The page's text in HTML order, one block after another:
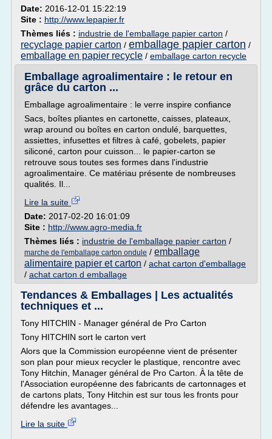
Date: 2016-12-01 15:22:19
Site : http://www.lepapier.fr
Thèmes liés : industrie de l'emballage papier carton /
recyclage papier carton / emballage papier carton /
emballage en papier recycle / emballage carton recycle
Emballage agroalimentaire : le retour en
grâce du carton ...
Emballage agroalimentaire : le verre inspire confiance
Sacs, boîtes pliantes en cartonette, caisses, plateaux,
wrap around ou boîtes en carton ondulé, barquettes,
assiettes, infusettes et filtres à café, gobelets, papier
siliconé, carton pour cuisson... le papier-carton se
retrouve sous toutes ses formes dans l'industrie
agroalimentaire. Ce matériau présente de nombreuses
qualités. Il...
Lire la suite
Date: 2017-02-20 16:01:09
Site : http://www.agro-media.fr
Thèmes liés : industrie de l'emballage papier carton /
marche de l'emballage carton ondule / emballage
alimentaire papier et carton / achat carton d'emballage
/ achat carton d emballage
Tendances & Emballages | Les actualités
techniques et ...
Tony HITCHIN - Manager général de Pro Carton
Tony HITCHIN sort le carton vert
Alors que la Commission européenne vient de présenter
son plan pour mieux recycler le plastique, rencontre avec
Tony Hitchin, Manager général de Pro Carton. À la tête de
l'Association européenne des fabricants de cartonnages et
de cartons plats, Tony Hitchin est sur tous les fronts pour
défendre les avantages...
Lire la suite